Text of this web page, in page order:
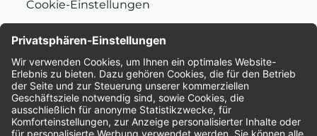
Cookie-Einstellungen
Bewertungen